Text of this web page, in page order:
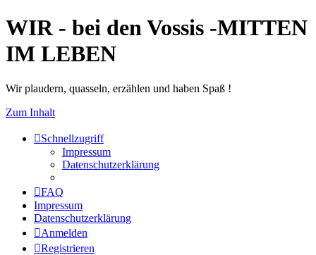
WIR - bei den Vossis -MITTEN
IM LEBEN
Wir plaudern, quasseln, erzählen und haben Spaß !
Zum Inhalt
Schnellzugriff
Impressum
Datenschutzerklärung
FAQ
Impressum
Datenschutzerklärung
Anmelden
Registrieren